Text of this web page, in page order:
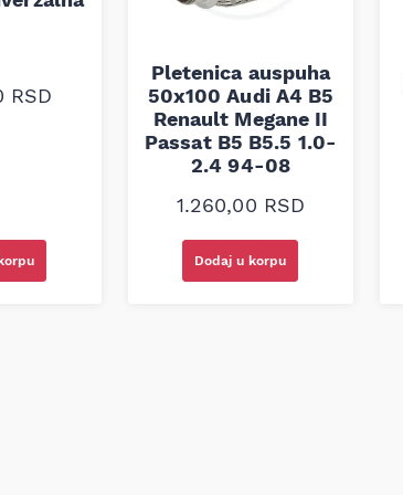
RSD
Pletenica auspuha
50x100 Audi A4 B5
Renault Megane II
Passat B5 B5.5 1.0-
2.4 94-08
1.260,00 RSD
Dodaj u korpu